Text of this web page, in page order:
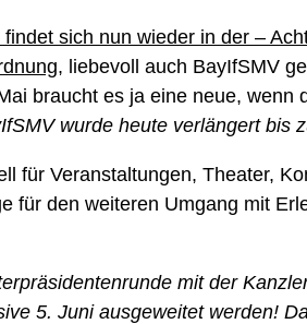
sich nun wieder in der –
, liebevoll auch BayIfSMV
braucht es ja eine neue,
wurde heute verlängert bis
für Veranstaltungen, Theater,
für den weiteren Umgang mit
mit der
5. Juni ausgeweitet werden!